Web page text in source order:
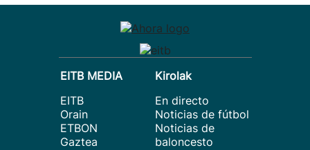
EITB MEDIA
EITB
Orain
ETBON
Gaztea
Kirolak
En directo
Noticias de fútbol
Noticias de
baloncesto